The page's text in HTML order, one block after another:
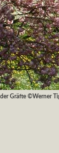
Gräfte ©Werner